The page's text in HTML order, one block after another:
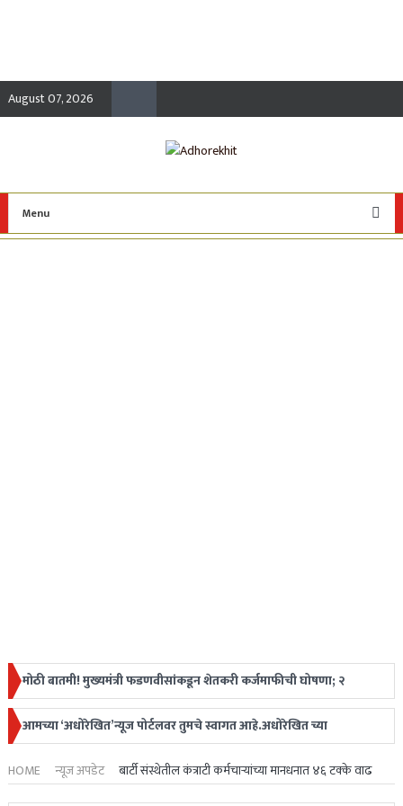
August 07, 2026
Menu
मोठी बातमी! मुख्यमंत्री फडणवीसांकडून शेतकरी कर्जमाफीची घोषणा; २
लाखापर्यंत मिळणार लाभ
Ajit Pawar Plane Crash : उपमुख्यमंत्री अजित पवारांचे विमान अपघातात
निधन, महाराष्ट्रावर शोककळा
आमच्या ‘अधोरेखित’न्यूज पोर्टलवर तुमचे स्वागत आहे.अधोरेखित च्या
माध्यमातून अगदी ग्रामीण स्तरापासून ते देशविदेशातील ताज्या
HOME न्यूज अपडेट बार्टी संस्थेतील कंत्राटी कर्मचाऱ्यांच्या मानधनात ४६ टक्के वाढ